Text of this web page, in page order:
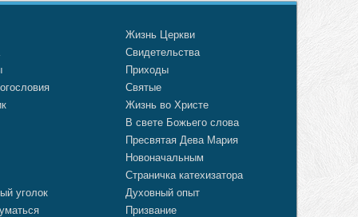
уголок
Жизнь Церкви
Свидетельства
Приходы
Святые
Жизнь во Христе
В свете Божьего слова
Пресвятая Дева Мария
Новоначальным
Страничка катехизатора
Духовный опыт
Призвание